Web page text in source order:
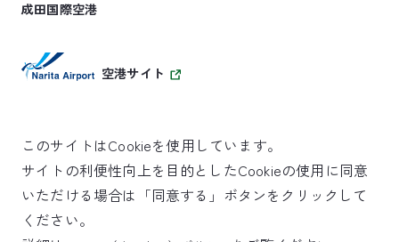
成田国際空港
空港サイト
SKYTRAX
5スターエアポート
このサイトはCookieを使用しています。
サイトの利便性向上を目的としたCookieの使用に同意
いただける場合は「同意する」ボタンをクリックして
ください。